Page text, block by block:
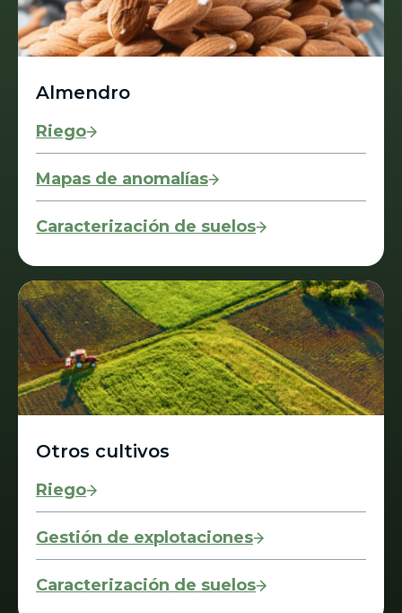
Almendro
Riego
Mapas de anomalías
Caracterización de suelos
Otros cultivos
Riego
Gestión de explotaciones
Caracterización de suelos